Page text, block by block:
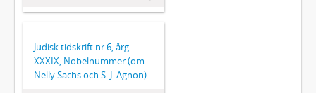
Judisk tidskrift nr 6, årg.
XXXIX, Nobelnummer (om
Nelly Sachs och S. J. Agnon).